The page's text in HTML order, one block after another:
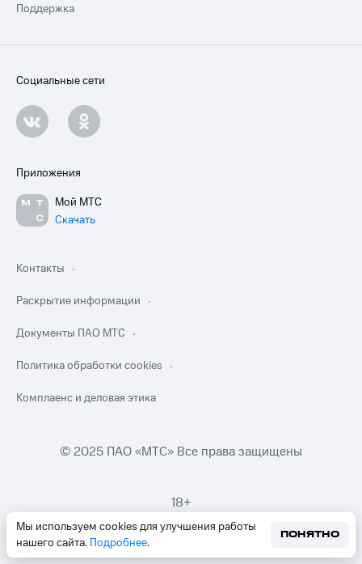
Мы используем cookies для улучшения работы
нашего сайта. Подробнее.
ПОНЯТНО
Поддержка
Социальные сети
Приложения
Мой МТС
Скачать
Контакты
Раскрытие информации
Документы ПАО МТС
Политика обработки cookies
Комплаенс и деловая этика
© 2025 ПАО «МТС» Все права защищены
18+